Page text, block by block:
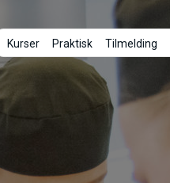
Kurser Praktisk Tilmelding